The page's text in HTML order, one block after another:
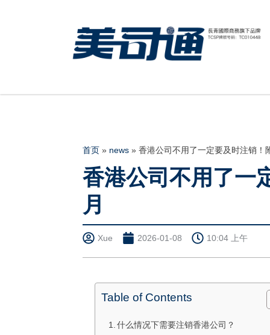
首页 » news » 香港公司不用了一定要及时注销！
香港公司不用了一
月
Xue 2026-01-08 10:04 上午
Table of Contents
什么情况下需要注销香港公司？